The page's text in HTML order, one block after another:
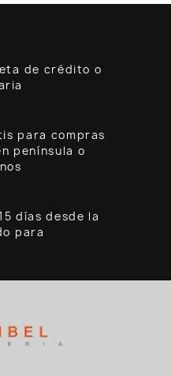
de crédito o
para compras
península o
días desde la
para